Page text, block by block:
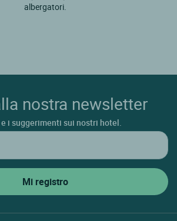
albergatori.
nostra newsletter
i suggerimenti sui nostri hotel.